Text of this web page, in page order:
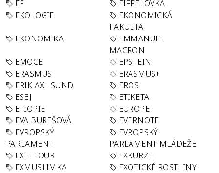
EF
EIFFELOVKA
EKOLOGIE
EKONOMICKÁ
FAKULTA
EKONOMIKA
EMMANUEL
MACRON
EMOCE
EPSTEIN
ERASMUS
ERASMUS+
ERIK AXL SUND
EROS
ESEJ
ETIKETA
ETIOPIE
EUROPE
EVA BUREŠOVÁ
EVERNOTE
EVROPSKÝ
PARLAMENT
EVROPSKÝ
PARLAMENT MLÁDEŽE
EXIT TOUR
EXKURZE
EXMUSLIMKA
EXOTICKÉ ROSTLINY